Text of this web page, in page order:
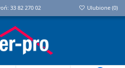
33 82 270 02 Ulubione (0)